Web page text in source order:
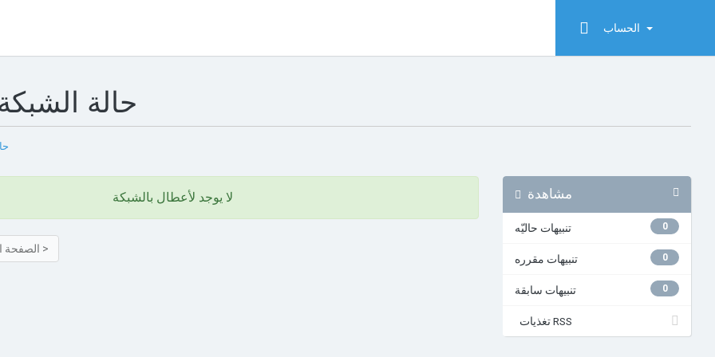
حالة
مشاهدة
0 تنبيهات حاليّه
0 تنبيهات مقرره
0 تنبيهات سابقة
تغذيات RSS
لا يوجد لأعطال بالشبكة
الصفحة التالية >